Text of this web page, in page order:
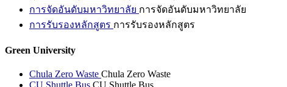
การจัดอันดับมหาวิทยาลัย การจัดอันดับมหาวิทยาลัย
การรับรองหลักสูตร การรับรองหลักสูตร
Green University
Chula Zero Waste Chula Zero Waste